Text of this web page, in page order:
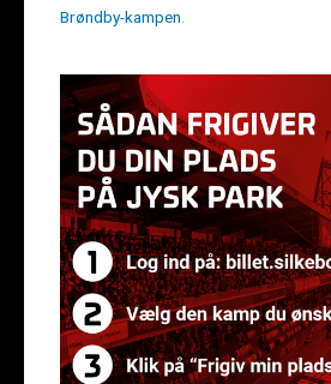
Brøndby-kampen